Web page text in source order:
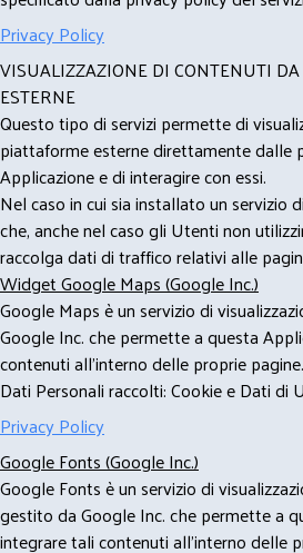
Privacy Policy
VISUALIZZAZIONE DI CONTENUTI
ESTERNE
Questo tipo di servizi permette di
piattaforme esterne direttamente dalle
Applicazione e di interagire con essi.
Nel caso in cui sia installato un servizio
che, anche nel caso gli Utenti non
raccolga dati di traffico relativi alle
Widget Google Maps (Google Inc.)
Google Maps è un servizio di
Google Inc. che permette a questa
contenuti all'interno delle proprie pagine.
Dati Personali raccolti: Cookie e Dati di
Privacy Policy
Google Fonts (Google Inc.)
Google Fonts è un servizio di
gestito da Google Inc. che permette a
integrare tali contenuti all'interno delle